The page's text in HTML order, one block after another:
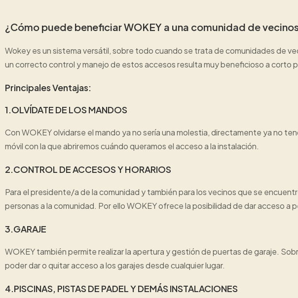
¿Cómo puede beneficiar WOKEY a una comunidad de
Wokey es un sistema versátil, sobre todo cuando se trata de comunidades de
un correcto control y manejo de estos accesos resulta muy beneficioso a corto
Principales Ventajas:
1.OLVÍDATE DE LOS MANDOS
Con WOKEY olvidarse el mando ya no sería una molestia, directamente ya no
móvil con la que abriremos cuándo queramos el acceso a la instalación.
2.CONTROL DE ACCESOS Y HORARIOS
Para el presidente/a de la comunidad y también para los vecinos que se
personas a la comunidad. Por ello WOKEY ofrece la posibilidad de dar acceso
3.GARAJE
WOKEY también permite realizar la apertura y gestión de puertas de garaje.
poder dar o quitar acceso a los garajes desde cualquier lugar.
4.PISCINAS, PISTAS DE PADEL Y DEMÁS INSTALACIONES